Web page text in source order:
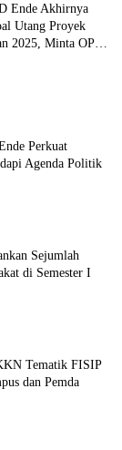
Ende Akhirnya
Utang Proyek
2025, Minta OPD
Perkuat
Agenda Politik
Sejumlah
di Semester I
Tematik FISIP
dan Pemda